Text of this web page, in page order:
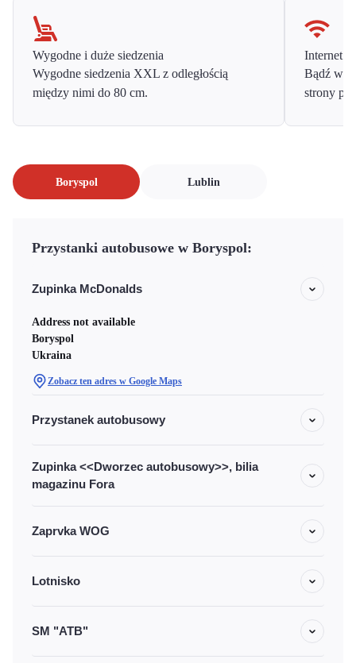
Wygodne i duże siedzenia
Wygodne siedzenia XXL z odległością
między nimi do 80 cm.
Internet
Bądź w
strony
Boryspol Lublin
Przystanki autobusowe w Boryspol:
Zupinka McDonalds
Address not available
Boryspol
Ukraina
Zobacz ten adres w Google Maps
Przystanek autobusowy
Zupinka <<Dworzec autobusowy>>, bilia
magazinu Fora
Zaprvka WOG
Lotnisko
SM "ATB"